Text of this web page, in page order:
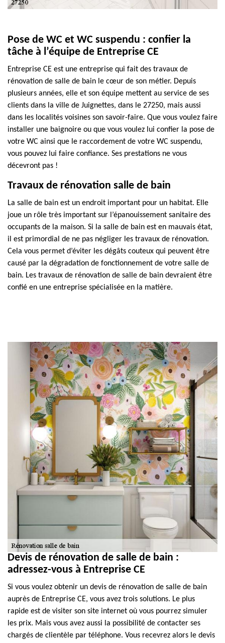
Pose de WC et WC suspendu : confier la
tâche à l’équipe de Entreprise CE
Entreprise CE est une entreprise qui fait des travaux de
rénovation de salle de bain le cœur de son métier. Depuis
plusieurs années, elle et son équipe mettent au service de ses
clients dans la ville de Juignettes, dans le 27250, mais aussi
dans les localités voisines son savoir-faire. Que vous voulez faire
installer une baignoire ou que vous voulez lui confier la pose de
votre WC ainsi que le raccordement de votre WC suspendu,
vous pouvez lui faire confiance. Ses prestations ne vous
décevront pas !
Travaux de rénovation salle de bain
La salle de bain est un endroit important pour un habitat. Elle
joue un rôle très important sur l’épanouissement sanitaire des
occupants de la maison. Si la salle de bain est en mauvais état,
il est primordial de ne pas négliger les travaux de rénovation.
Cela vous permet d’éviter les dégâts couteux qui peuvent être
causé par la dégradation de fonctionnement de votre salle de
bain. Les travaux de rénovation de salle de bain devraient être
confié en une entreprise spécialisée en la matière.
Devis de rénovation de salle de bain :
adressez-vous à Entreprise CE
Si vous voulez obtenir un devis de rénovation de salle de bain
auprès de Entreprise CE, vous avez trois solutions. Le plus
rapide est de visiter son site internet où vous pourrez simuler
les prix. Mais vous avez aussi la possibilité de contacter ses
chargés de clientèle par téléphone. Vous recevrez alors le devis